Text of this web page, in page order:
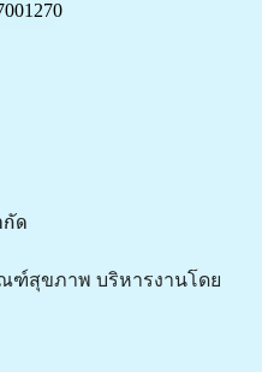
กัด
ฑ์สุขภาพ บริหารงานโดย